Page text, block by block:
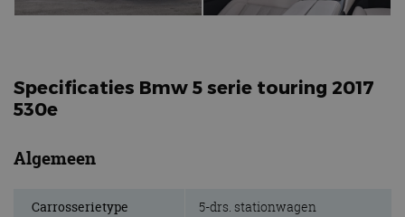
Specificaties Bmw 5 serie touring 2017
530e
Algemeen
Carrosserietype 5-drs. stationwagen